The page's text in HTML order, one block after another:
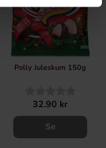
Polly Juleskum 150g
32.90 kr
Se